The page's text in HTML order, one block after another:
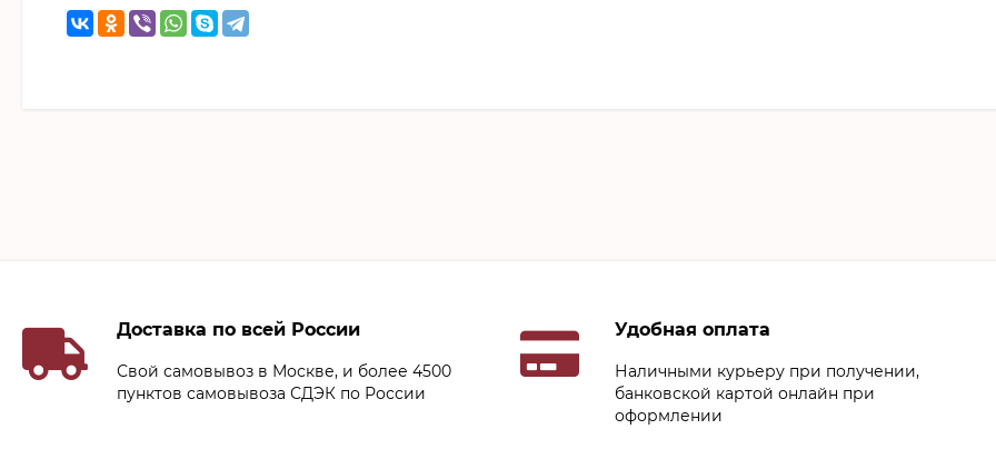
Доставка по всей России
Свой самовывоз в Москве, и более 4500
пунктов самовывоза СДЭК по России
Удобная оплата
Наличными курьеру при получении,
банковской картой онлайн при
оформлении